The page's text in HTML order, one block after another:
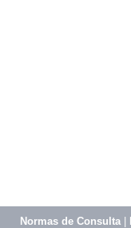
Normas de Consulta